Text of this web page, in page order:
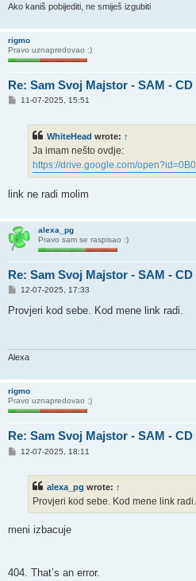
Ako kaniš pobijediti, ne smiješ izgubiti
rigmo
Pravo uznapredovao :)
Re: Sam Svoj Majstor - SAM - CD
P11-07-2025, 15:51
WhiteHead wrote: ↑
Ja imam nešto ovdje:
https://drive.google.com/
link ne radi molim
alexa_pg
Pravo sam se raspisao :)
Re: Sam Svoj Majstor - SAM - CD
P
s
12-07-2025, 17:33
Provjeri kod sebe. Kod mene link radi.
Alexa
rigmo
Pravo uznapredovao :)
Re: Sam Svoj Majstor - SAM - CD
P12-07-2025, 18:11
alexa_pg wrote: ↑
Provjeri kod sebe. Kod mene link radi.
meni izbacuje
404. That’s an error.